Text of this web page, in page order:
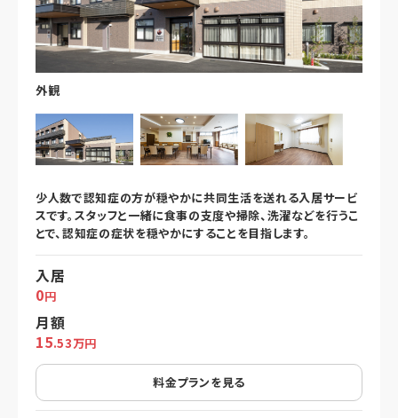
外観
少人数で認知症の方が穏やかに共同生活を送れる入居サービ
スです。スタッフと一緒に食事の支度や掃除、洗濯などを行うこ
とで、認知症の症状を穏やかにすることを目指します。
入居
0円
月額
15.53万円
料金プランを見る